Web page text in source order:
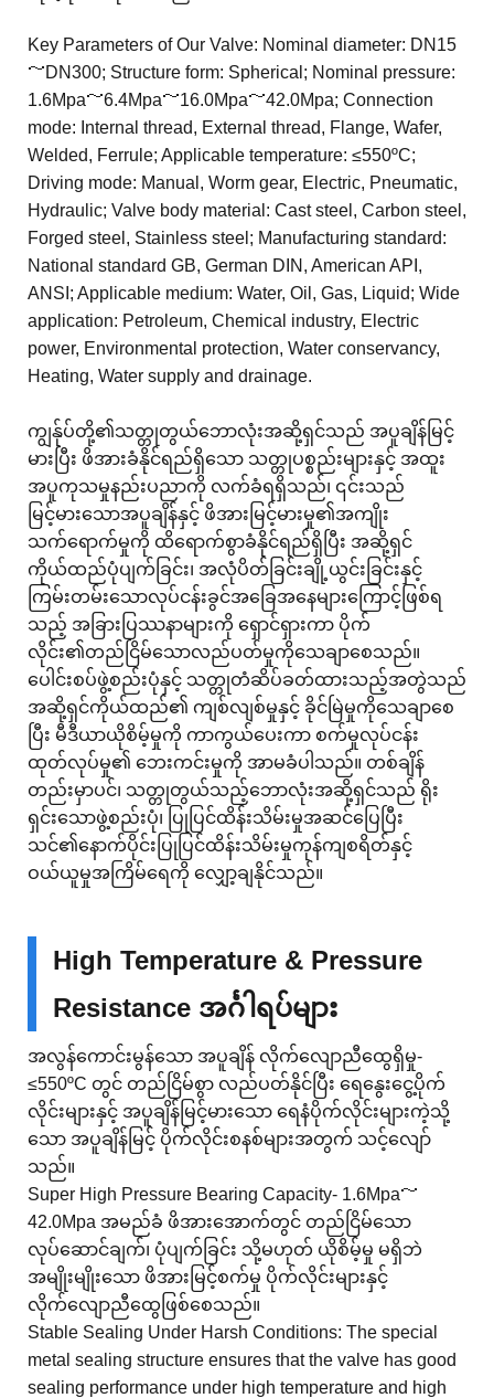
Key Parameters of Our Valve: Nominal diameter: DN15
～DN300; Structure form: Spherical; Nominal pressure:
1.6Mpa～6.4Mpa～16.0Mpa～42.0Mpa; Connection
mode: Internal thread, External thread, Flange, Wafer,
Welded, Ferrule; Applicable temperature: ≤550ºC;
Driving mode: Manual, Worm gear, Electric, Pneumatic,
Hydraulic; Valve body material: Cast steel, Carbon steel,
Forged steel, Stainless steel; Manufacturing standard:
National standard GB, German DIN, American API,
ANSI; Applicable medium: Water, Oil, Gas, Liquid; Wide
application: Petroleum, Chemical industry, Electric
power, Environmental protection, Water conservancy,
Heating, Water supply and drainage.
ကျွန်ုပ်တို့၏သတ္တုတွယ်ဘောလုံးအဆို့ရှင်သည် အပူချိန်မြင့်
မားပြီး ဖိအားခံနိုင်ရည်ရှိသော သတ္တုပစ္စည်းများနှင့် အထူး
အပူကုသမှုနည်းပညာကို လက်ခံရရှိသည်၊ ၎င်းသည်
မြင့်မားသောအပူချိန်နှင့် ဖိအားမြင့်မားမှု၏အကျိုး
သက်ရောက်မှုကို ထိရောက်စွာခံနိုင်ရည်ရှိပြီး အဆို့ရှင်
ကိုယ်ထည်ပုံပျက်ခြင်း၊ အလုံပိတ်ခြင်းချို့ယွင်းခြင်းနှင့်
ကြမ်းတမ်းသောလုပ်ငန်းခွင်အခြေအနေများကြောင့်ဖြစ်ရ
သည့် အခြားပြဿနာများကို ရှောင်ရှားကာ ပိုက်
လိုင်း၏တည်ငြိမ်သောလည်ပတ်မှုကိုသေချာစေသည်။
ပေါင်းစပ်ဖွဲ့စည်းပုံနှင့် သတ္တုတံဆိပ်ခတ်ထားသည့်အတွဲသည်
အဆို့ရှင်ကိုယ်ထည်၏ ကျစ်လျစ်မှုနှင့် ခိုင်မြဲမှုကိုသေချာစေ
ပြီး မီဒီယာယိုစိမ့်မှုကို ကာကွယ်ပေးကာ စက်မှုလုပ်ငန်း
ထုတ်လုပ်မှု၏ ဘေးကင်းမှုကို အာမခံပါသည်။ တစ်ချိန်
တည်းမှာပင်၊ သတ္တုတွယ်သည့်ဘောလုံးအဆို့ရှင်သည် ရိုး
ရှင်းသောဖွဲ့စည်းပုံ၊ ပြုပြင်ထိန်းသိမ်းမှုအဆင်ပြေပြီး
သင်၏နောက်ပိုင်းပြုပြင်ထိန်းသိမ်းမှုကုန်ကျစရိတ်နှင့်
ဝယ်ယူမှုအကြိမ်ရေကို လျှော့ချနိုင်သည်။
High Temperature & Pressure
Resistance အင်္ဂါရပ်များ
အလွန်ကောင်းမွန်သော အပူချိန် လိုက်လျောညီထွေရှိမှု-
≤550ºC တွင် တည်ငြိမ်စွာ လည်ပတ်နိုင်ပြီး ရေနွေးငွေ့ပိုက်
လိုင်းများနှင့် အပူချိန်မြင့်မားသော ရေနံပိုက်လိုင်းများကဲ့သို့
သော အပူချိန်မြင့် ပိုက်လိုင်းစနစ်များအတွက် သင့်လျော်
သည်။
Super High Pressure Bearing Capacity- 1.6Mpa～
42.0Mpa အမည်ခံ ဖိအားအောက်တွင် တည်ငြိမ်သော
လုပ်ဆောင်ချက်၊ ပုံပျက်ခြင်း သို့မဟုတ် ယိုစိမ့်မှု မရှိဘဲ
အမျိုးမျိုးသော ဖိအားမြင့်စက်မှု ပိုက်လိုင်းများနှင့်
လိုက်လျောညီထွေဖြစ်စေသည်။
Stable Sealing Under Harsh Conditions: The special
metal sealing structure ensures that the valve has good
sealing performance under high temperature and high